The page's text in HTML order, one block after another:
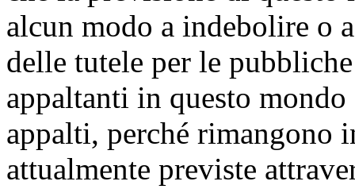
alcun modo a indebolire o
delle tutele per le
appaltanti in questo
appalti, perché rimangono
attualmente previste